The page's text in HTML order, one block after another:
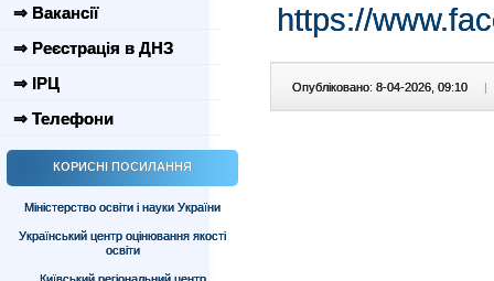
⇒ Вакансії
⇒ Реєстрація в ДНЗ
⇒ ІРЦ
⇒ Телефони
КОРИСНІ ПОСИЛАННЯ
Міністерство освіти і науки України
Український центр оцінювання якості
освіти
https://
Опубліковано: 8-04-2026, 09:10 |